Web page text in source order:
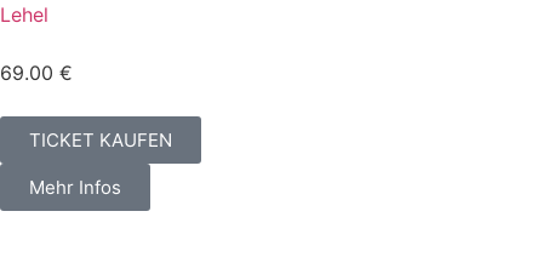
Lehel
69.00 €
TICKET KAUFEN
Mehr Infos